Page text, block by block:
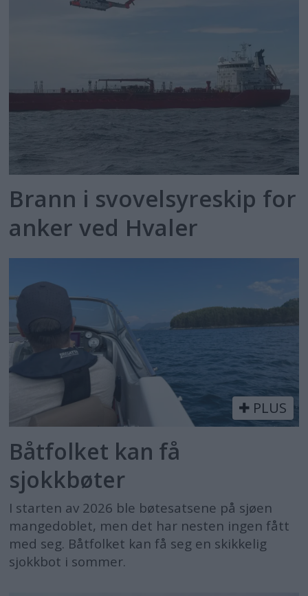
Brann i svovelsyreskip for
anker ved Hvaler
PLUS
Båtfolket kan få
sjokkbøter
I starten av 2026 ble bøtesatsene på sjøen
mangedoblet, men det har nesten ingen fått
med seg. Båtfolket kan få seg en skikkelig
sjokkbot i sommer.